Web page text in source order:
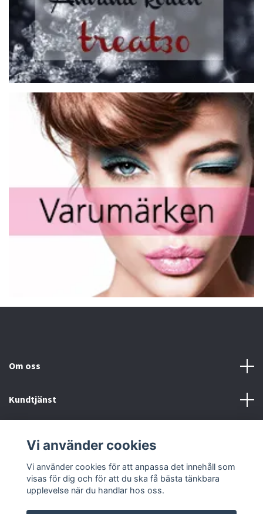
Om oss
Kundtjänst
Sociala medier
Vi använder cookies
Vi använder cookies för att anpassa det innehåll som
visas för dig och för att du ska få bästa tänkbara
upplevelse när du handlar hos oss.